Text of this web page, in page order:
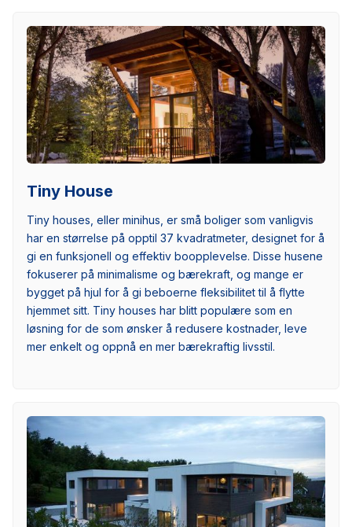
Tiny House
Tiny houses, eller minihus, er små boliger som vanligvis
har en størrelse på opptil 37 kvadratmeter, designet for å
gi en funksjonell og effektiv boopplevelse. Disse husene
fokuserer på minimalisme og bærekraft, og mange er
bygget på hjul for å gi beboerne fleksibilitet til å flytte
hjemmet sitt. Tiny houses har blitt populære som en
løsning for de som ønsker å redusere kostnader, leve
mer enkelt og oppnå en mer bærekraftig livsstil.